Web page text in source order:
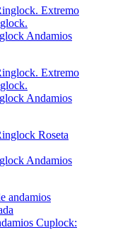
Andamios
Andamios
Andamios
Cuplock: